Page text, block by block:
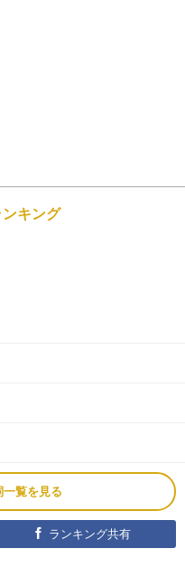
キング
覧を見る
ランキング共有